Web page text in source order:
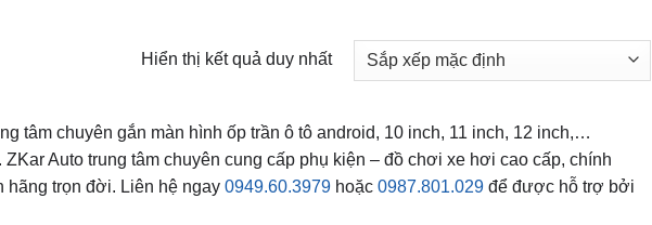
Hiển thị kết quả duy nhất
tâm chuyên gắn màn hình ốp trần ô tô android, 10 inch, 11 inch, 12 inch,…
Auto trung tâm chuyên cung cấp phụ kiện – đồ chơi xe hơi cao cấp, chính
hãng trọn đời. Liên hệ ngay 0949.60.3979 hoặc 0987.801.029 để được hỗ trợ bởi